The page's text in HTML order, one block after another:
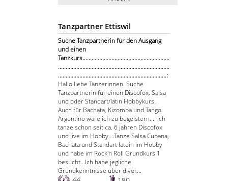
Tanzpartner Ettiswil
Suche Tanzpartnerin für den Ausgang
und einen
Tanzkurs.........................................................
.........................................................................
.......................................................................:
Hallo liebe Tänzerinnen. Suche
Tanzpartnerin für einen Discofox, Salsa
und oder Standart/latin Hobbykurs.
Auch für Bachata, Kizomba und Tango
Argentino wäre ich zu begeistern.... Ich
tanze schon seit ca. 6 jahren Discofox
und Jive im Hobby....Tanze Salsa Cubana,
Bachata und Standart latein im Hobby
und habe im Rock'n Roll Grundkurs 1
besucht...Ich habe jegliche
Grundkenntnisse über diver...